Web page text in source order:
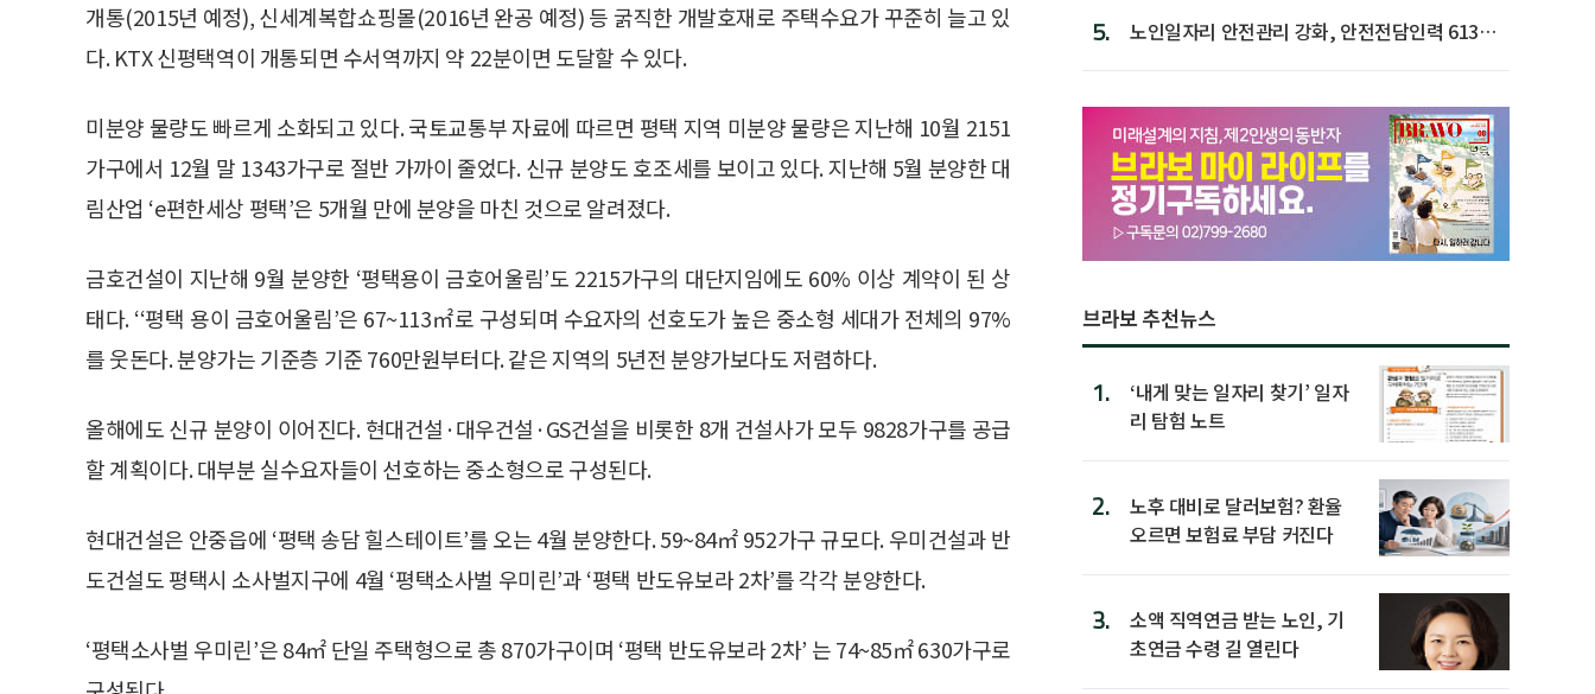
개통(2015년 예정), 신세계복합쇼핑몰(2016년 완공 예정) 등 굵직한 개발호재로 주택수요가 꾸준히 늘고 있
다. KTX 신평택역이 개통되면 수서역까지 약 22분이면 도달할 수 있다.
미분양 물량도 빠르게 소화되고 있다. 국토교통부 자료에 따르면 평택 지역 미분양 물량은 지난해 10월 2151
가구에서 12월 말 1343가구로 절반 가까이 줄었다. 신규 분양도 호조세를 보이고 있다. 지난해 5월 분양한 대
림산업 ‘e편한세상 평택’은 5개월 만에 분양을 마친 것으로 알려졌다.
금호건설이 지난해 9월 분양한 ‘평택용이 금호어울림’도 2215가구의 대단지임에도 60% 이상 계약이 된 상
태다. ‘‘평택 용이 금호어울림’은 67~113㎡로 구성되며 수요자의 선호도가 높은 중소형 세대가 전체의 97%
를 웃돈다. 분양가는 기준층 기준 760만원부터다. 같은 지역의 5년전 분양가보다도 저렴하다.
올해에도 신규 분양이 이어진다. 현대건설·대우건설·GS건설을 비롯한 8개 건설사가 모두 9828가구를 공급
할 계획이다. 대부분 실수요자들이 선호하는 중소형으로 구성된다.
현대건설은 안중읍에 ‘평택 송담 힐스테이트’를 오는 4월 분양한다. 59~84㎡ 952가구 규모다. 우미건설과 반
도건설도 평택시 소사벌지구에 4월 ‘평택소사벌 우미린’과 ‘평택 반도유보라 2차’를 각각 분양한다.
‘평택소사벌 우미린’은 84㎡ 단일 주택형으로 총 870가구이며 ‘평택 반도유보라 2차’ 는 74~85㎡ 630가구로
5.
노인일자리 안전관리 강화, 안전전담인력 613명
브라보 추천뉴스
1.
‘내게 맞는 일자리 찾기’ 일자
리 탐험 노트
2.
노후 대비로 달러보험? 환율
오르면 보험료 부담 커진다
3.
소액 직역연금 받는 노인, 기
초연금 수령 길 열린다